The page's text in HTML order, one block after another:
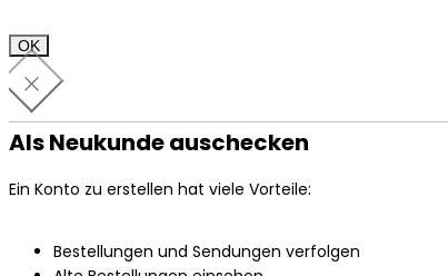
OK
Als Neukunde auschecken
Ein Konto zu erstellen hat viele Vorteile:
Bestellungen und Sendungen verfolgen